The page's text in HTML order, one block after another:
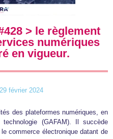
> le règlement
numériques
en vigueur.
février 2024
des plateformes numériques, en
(GAFAM). Il succède
commerce électronique datant de